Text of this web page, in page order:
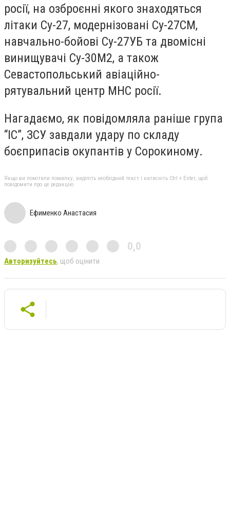
росії, на озброєнні якого знаходяться
літаки Су-27, модернізовані Су-27СМ,
навчально-бойові Су-27УБ та двомісні
винищувачі Су-30М2, а також
Севастопольський авіаційно-
рятувальний центр МНС росії.
Нагадаємо, як повідомляла раніше група
“ІС”, ЗСУ завдали удару по складу
боєприпасів окупантів у Сорокиному.
Якщо ви помітили помилку, виділіть необхідний текст і натисніть Ctrl + Enter, щоб
повідомити про це редакцію
Ефименко Анастасия
0,0
Авторизуйтесь, щоб оцінити